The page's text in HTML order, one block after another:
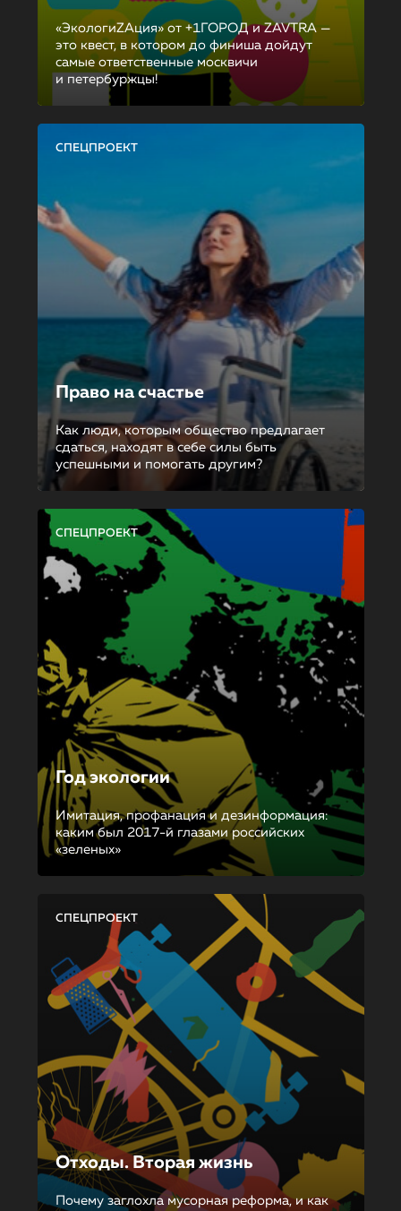
«ЭкологиZAция» от +1ГОРОД и ZAVTRA —
это квест, в котором до финиша дойдут
самые ответственные москвичи
и петербуржцы!
СПЕЦПРОЕКТ
Право на счастье
Как люди, которым общество предлагает
сдаться, находят в себе силы быть
успешными и помогать другим?
СПЕЦПРОЕКТ
Год экологии
Имитация, профанация и дезинформация:
каким был 2017-й глазами российских
«зеленых»
СПЕЦПРОЕКТ
Отходы. Вторая жизнь
Почему заглохла мусорная реформа, и как